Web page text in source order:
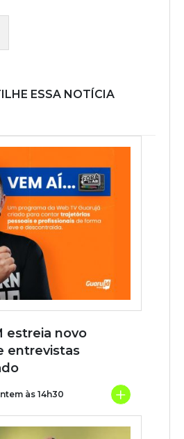
ESSA NOTÍCIA
estreia novo
entrevistas
às 14h30 +